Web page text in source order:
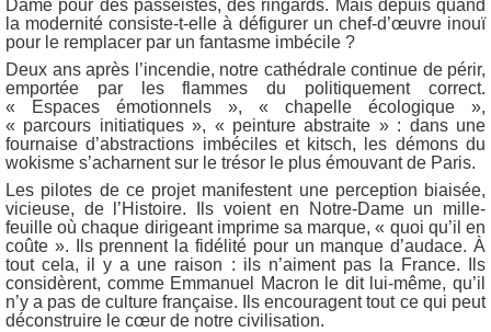
Dame pour des passéistes, des ringards. Mais depuis quand
la modernité consiste-t-elle à défigurer un chef-d’œuvre inouï
pour le remplacer par un fantasme imbécile ?
Deux ans après l’incendie, notre cathédrale continue de périr,
emportée par les flammes du politiquement correct.
« Espaces émotionnels », « chapelle écologique »,
« parcours initiatiques », « peinture abstraite » : dans une
fournaise d’abstractions imbéciles et kitsch, les démons du
wokisme s’acharnent sur le trésor le plus émouvant de Paris.
Les pilotes de ce projet manifestent une perception biaisée,
vicieuse, de l’Histoire. Ils voient en Notre-Dame un mille-
feuille où chaque dirigeant imprime sa marque, « quoi qu’il en
coûte ». Ils prennent la fidélité pour un manque d’audace. À
tout cela, il y a une raison : ils n’aiment pas la France. Ils
considèrent, comme Emmanuel Macron le dit lui-même, qu’il
n’y a pas de culture française. Ils encouragent tout ce qui peut
déconstruire le cœur de notre civilisation.